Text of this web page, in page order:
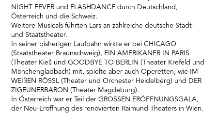
NIGHT FEVER und FLASHDANCE durch Deutschland,
Österreich und die Schweiz.
Weitere Musicals führten Lars an zahlreiche deutsche Stadt-
und Staatstheater.
In seiner bisherigen Laufbahn wirkte er bei CHICAGO
(Staatstheater Braunschweig), EIN AMERIKANER IN PARIS
(Theater Kiel) und GOODBYE TO BERLIN (Theater Krefeld und
Mönchengladbach) mit, spielte aber auch Operetten, wie IM
WEIßEN RÖSSL (Theater und Orchester Heidelberg) und DER
ZIGEUNERBARON (Theater Magdeburg).
In Österreich war er Teil der GROSSEN ERÖFFNUNGSGALA,
der Neu-Eröffnung des renovierten Raimund Theaters in Wien.